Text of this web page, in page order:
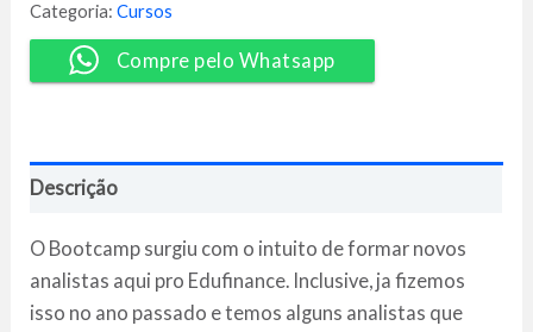
-
Edufinance
quantidade
Categoria:Cursos
Compre pelo Whatsapp
Descrição
O Bootcamp surgiu com o intuito de formar novos
analistas aqui pro Edufinance. Inclusive, ja fizemos
isso no ano passado e temos alguns analistas que